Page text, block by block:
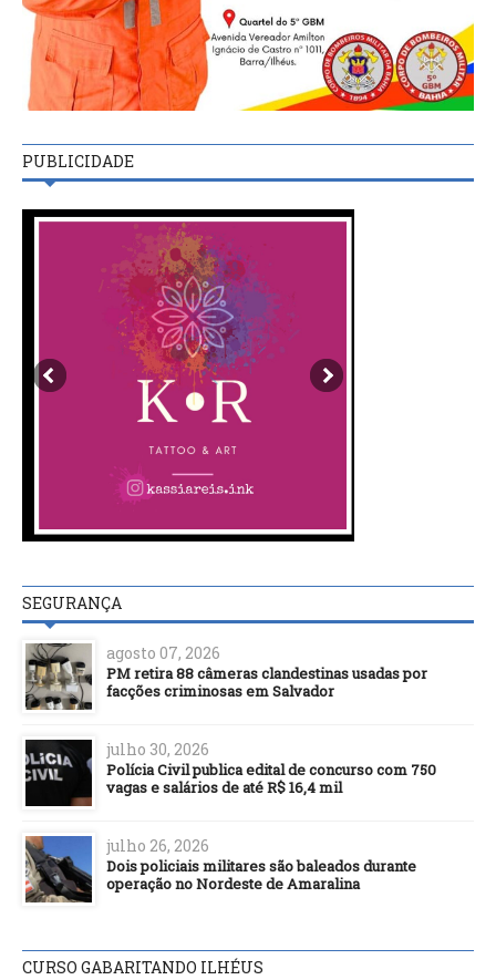
PUBLICIDADE
SEGURANÇA
agosto 07, 2026
PM retira 88 câmeras clandestinas usadas por
facções criminosas em Salvador
julho 30, 2026
Polícia Civil publica edital de concurso com 750
vagas e salários de até R$ 16,4 mil
julho 26, 2026
Dois policiais militares são baleados durante
operação no Nordeste de Amaralina
CURSO GABARITANDO ILHÉUS